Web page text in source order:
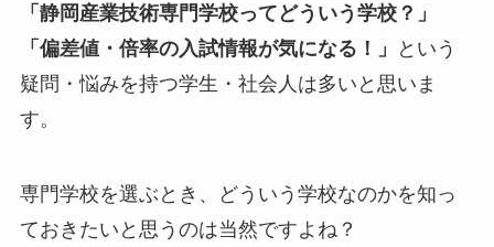
「静岡産業技術専門学校ってどういう学校？」
「偏差値・倍率の入試情報が気になる！」
という
疑問・悩みを持つ学生・社会人は多いと思いま
す。
専門学校を選ぶとき、どういう学校なのかを知っ
ておきたいと思うのは当然ですよね？